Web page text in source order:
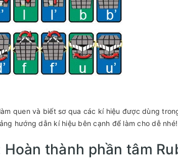
quen và biết sơ qua các kí hiệu được dùng
hướng dẫn kí hiệu bên cạnh để làm cho dễ nhé!
Hoàn thành phần tâm